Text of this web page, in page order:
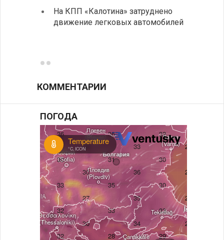
На КПП «Калотина» затруднено
движение легковых автомобилей
КОММЕНТАРИИ
ПОГОДА